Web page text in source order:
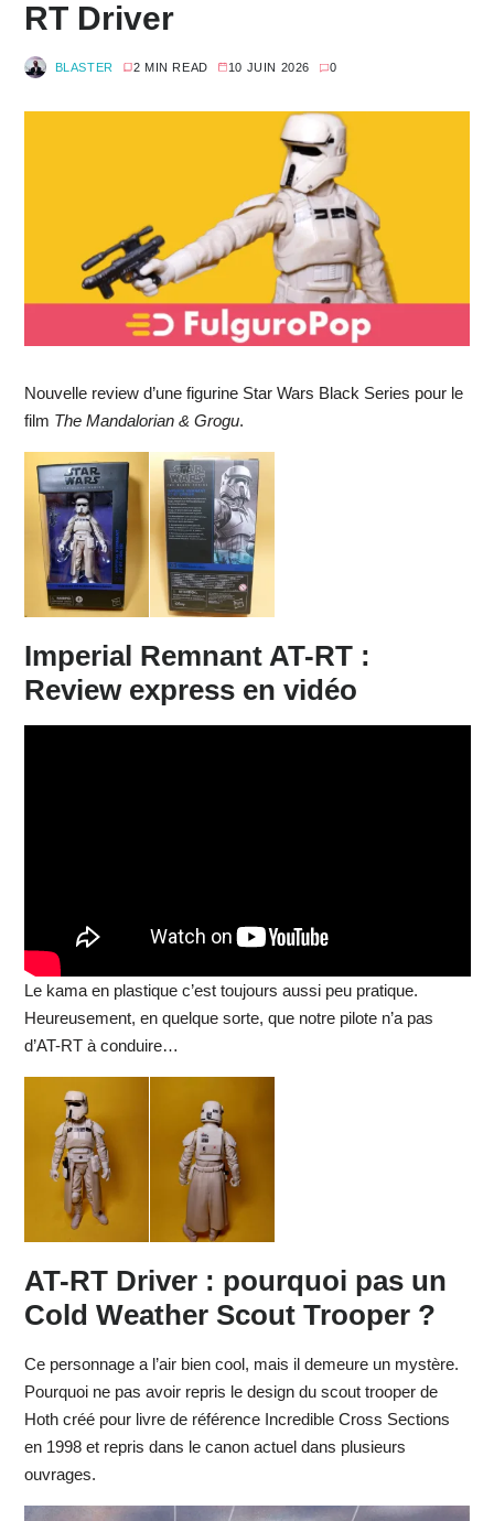
RT Driver
BLASTER 2 MIN READ 10 JUIN 2026 0
Nouvelle review d’une figurine Star Wars Black Series pour le
film The Mandalorian & Grogu.
Imperial Remnant AT-RT :
Review express en vidéo
Le kama en plastique c’est toujours aussi peu pratique.
Heureusement, en quelque sorte, que notre pilote n’a pas
d’AT-RT à conduire…
AT-RT Driver : pourquoi pas un
Cold Weather Scout Trooper ?
Ce personnage a l’air bien cool, mais il demeure un mystère.
Pourquoi ne pas avoir repris le design du scout trooper de
Hoth créé pour livre de référence Incredible Cross Sections
en 1998 et repris dans le canon actuel dans plusieurs
ouvrages.